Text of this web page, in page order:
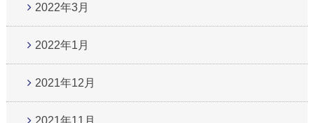
2022年3月
2022年1月
2021年12月
2021年11月